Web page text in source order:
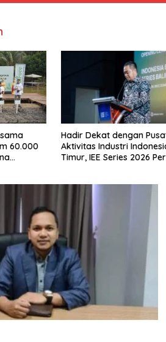
Keselamatan Kerja
Dipandang Sebagai
InvestasiStrategis Industri